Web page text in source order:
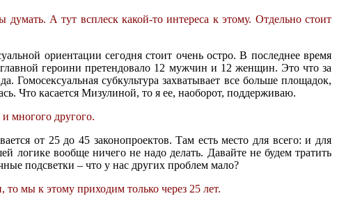
А тут всплеск какой-то интереса к этому. Отдельно стоит
ориентации сегодня стоит очень остро. В последнее время
героини претендовало 12 мужчин и 12 женщин. Это что за
Гомосексуальная субкультура захватывает все больше площадок,
Что касается Мизулиной, то я ее, наоборот, поддерживаю.
многого другого.
от 25 до 45 законопроектов. Там есть место для всего: и для
вообще ничего не надо делать. Давайте не будем тратить
подсветки – что у нас других проблем мало?
мы к этому приходим только через 25 лет.